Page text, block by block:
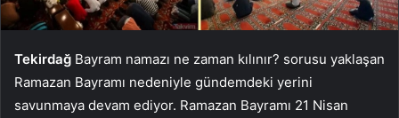
Tekirdağ Bayram namazı ne zaman kılınır? sorusu yaklaşan
Ramazan Bayramı nedeniyle gündemdeki yerini
savunmaya devam ediyor. Ramazan Bayramı 21 Nisan